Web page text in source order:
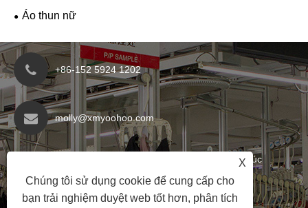
Áo thun nữ
+86-152 5924 1202
molly@xmyoohoo.com
Số 98 Xiangxing Rd, Quận Xiang Khănan, Phúc
Kiến, Trung Quốc. 361101
X
Chúng tôi sử dụng cookie để cung cấp cho
bạn trải nghiệm duyệt web tốt hơn, phân tích